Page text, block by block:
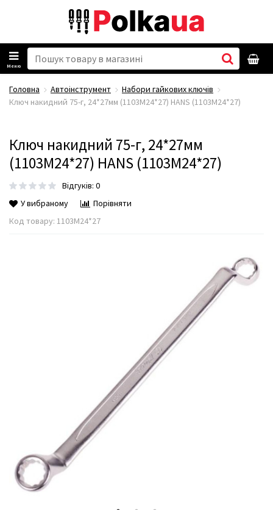
Меню
Головна Автоінструмент
Набори гайкових ключів
Ключ накидний 75-г, 24*27мм (1103M24*27) HANS (1103М24*27)
Ключ накидний 75-г, 24*27мм
(1103M24*27) HANS (1103М24*27)
Відгуків: 0
У вибраному
Порівняти
Код товару: 1103М24*27